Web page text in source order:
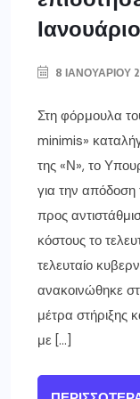
Ιανουάριο
8 ΙΑΝΟΥΑΡΊΟΥ
Στη φόρμουλα
minimis»
της «Ν», το
για την απόδοση
προς
κόστους το
τελευταίο
ανακοινώθηκε
μέτρα στήριξης
με […]